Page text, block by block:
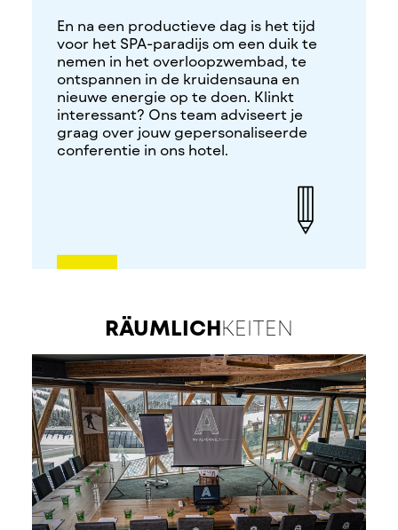
En na een productieve dag is het tijd
voor het SPA-paradijs om een duik te
nemen in het overloopzwembad, te
ontspannen in de kruidensauna en
nieuwe energie op te doen. Klinkt
interessant? Ons team adviseert je
graag over jouw gepersonaliseerde
conferentie in ons hotel.
RÄUMLICHKEITEN